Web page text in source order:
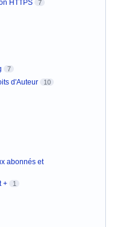
HTTPS 7
7
d'Auteur 10
abonnés et
+ 1